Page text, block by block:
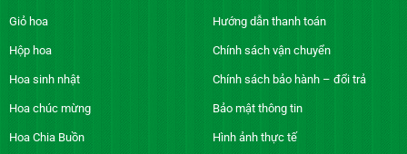
Giỏ hoa
Hộp hoa
Hoa sinh nhật
Hoa chúc mừng
Hoa Chia Buồn
Hướng dẫn thanh toán
Chính sách vận chuyển
Chính sách bảo hành – đổi trả
Bảo mật thông tin
Hình ảnh thực tế